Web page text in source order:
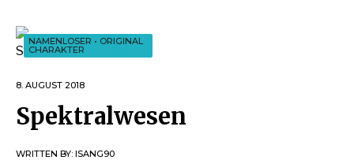
NAMENLOSER • ORIGINAL
CHARAKTER
8. AUGUST 2018
Spektralwesen
WRITTEN BY: ISANG90